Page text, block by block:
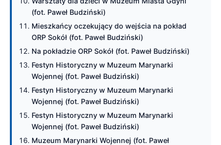
(fot. Paweł Budziński)
Mieszkańcy oczekujący do wejścia na pokład
ORP Sokół (fot. Paweł Budziński)
Na pokładzie ORP Sokół (fot. Paweł Budziński)
Festyn Historyczny w Muzeum Marynarki
Wojennej (fot. Paweł Budziński)
Festyn Historyczny w Muzeum Marynarki
Wojennej (fot. Paweł Budziński)
Festyn Historyczny w Muzeum Marynarki
Wojennej (fot. Paweł Budziński)
Muzeum Marynarki Wojennej (fot. Paweł